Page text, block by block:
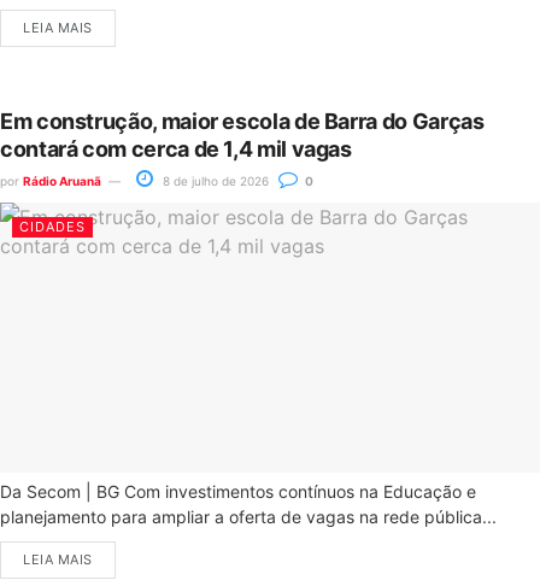
LEIA MAIS
Em construção, maior escola de Barra do Garças
contará com cerca de 1,4 mil vagas
por Rádio Aruanã 8 de julho de 2026 0
CIDADES
Da Secom | BG Com investimentos contínuos na Educação e
planejamento para ampliar a oferta de vagas na rede pública...
LEIA MAIS